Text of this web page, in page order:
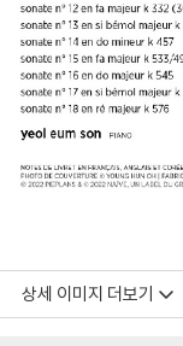
상세 이미지 더보기